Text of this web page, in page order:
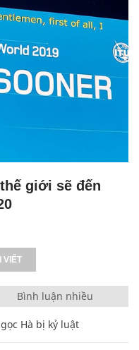
giới sẽ đến
VIẾT
Bình luận nhiều
Hà bị kỷ luật